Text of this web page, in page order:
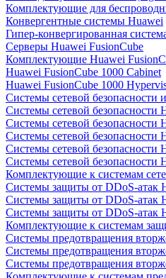
Комплектующие для
Конвергентные системы Huawei
Гипер-конвергированная
Серверы Huawei FusionCube
Комплектующие Huawei
Huawei FusionCube 1000 Cabinet
Huawei FusionCube 1000
Системы сетевой безопасности
Системы сетевой безопасности
Системы сетевой безопасности
Системы сетевой безопасности
Системы сетевой безопасности
Системы сетевой безопасности
Комплектующие к системам
Системы защиты от DDoS-атак
Системы защиты от DDoS-атак
Системы защиты от DDoS-атак
Комплектующие к системам
Системы предотвращения
Системы предотвращения
Системы предотвращения